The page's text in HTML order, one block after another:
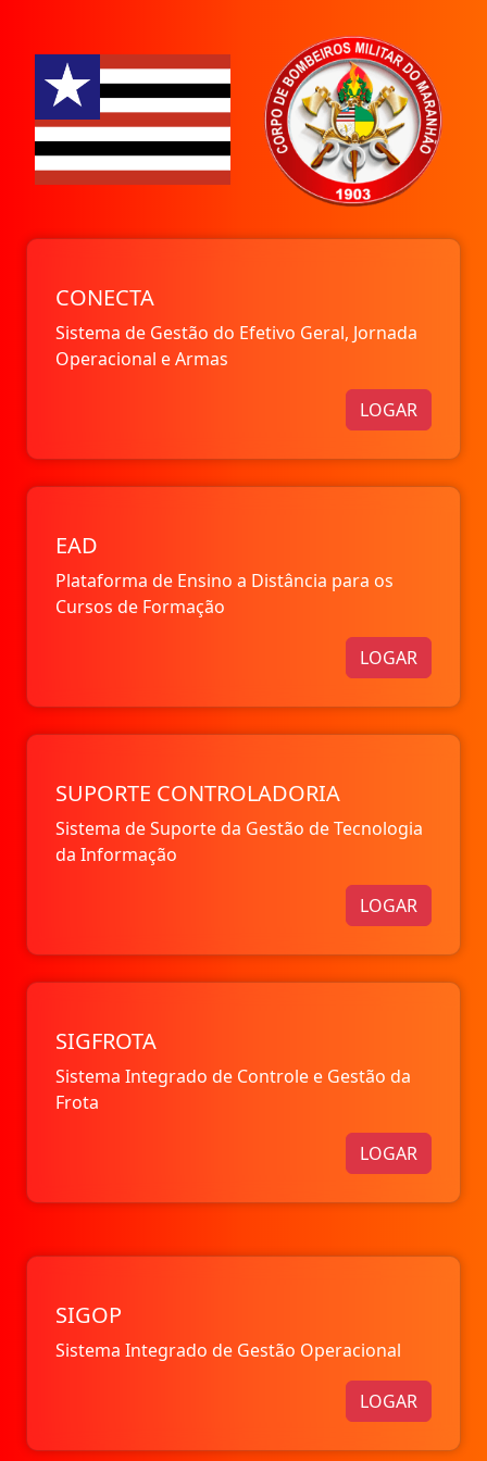
CONECTA
Sistema de Gestão do Efetivo Geral, Jornada
Operacional e Armas
LOGAR
EAD
Plataforma de Ensino a Distância para os
Cursos de Formação
LOGAR
SUPORTE CONTROLADORIA
Sistema de Suporte da Gestão de Tecnologia
da Informação
LOGAR
SIGFROTA
Sistema Integrado de Controle e Gestão da
Frota
LOGAR
SIGOP
Sistema Integrado de Gestão Operacional
LOGAR